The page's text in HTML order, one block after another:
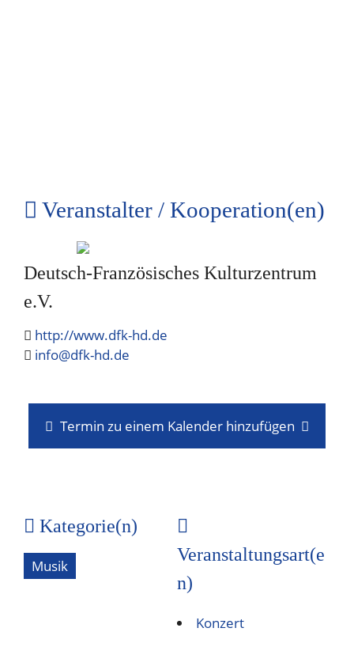
Veranstalter / Kooperation(en)
Deutsch-Französisches Kulturzentrum
e.V.
http://www.dfk-hd.de
info@dfk-hd.de
Termin zu einem Kalender hinzufügen
Kategorie(n)
Musik
Veranstaltungsart(e
n)
Konzert